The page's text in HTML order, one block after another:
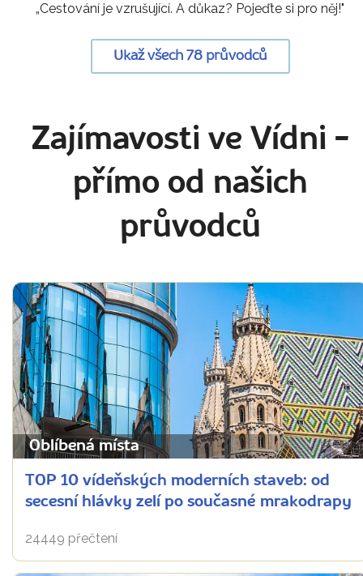
„Cestování je vzrušující. A důkaz? Pojeďte si pro něj!"
Ukaž všech 78 průvodců
Zajímavosti ve Vídni -
přímo od našich
průvodců
Oblíbená místa
TOP 10 vídeňských moderních staveb: od
secesní hlávky zelí po současné mrakodrapy
24449 přečtení